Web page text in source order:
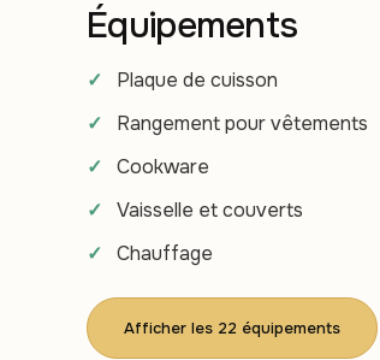
Équipements
Plaque de cuisson
Rangement pour vêtements
Cookware
Vaisselle et couverts
Chauffage
Afficher les 22 équipements